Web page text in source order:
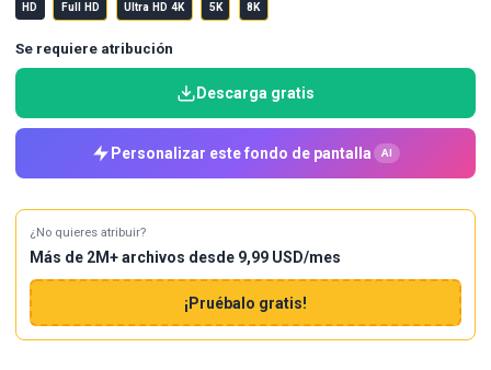
HD Full HD Ultra HD 4K 5K 8K
Se requiere atribución
Descarga gratis
Personalizar este fondo de pantalla AI
¿No quieres atribuir?
Más de 2M+ archivos desde 9,99 USD/mes
¡Pruébalo gratis!